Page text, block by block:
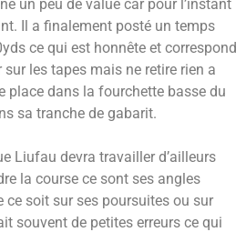
un peu de value car pour l’instant
Il a finalement posté un temps
ce qui est honnête et correspond
sur les tapes mais ne retire rien a
place dans la fourchette basse du
sa tranche de gabarit.
Liufau devra travailler d’ailleurs
la course ce sont ses angles
ce soit sur ses poursuites ou sur
souvent de petites erreurs ce qui